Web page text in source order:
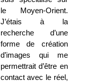
le Moyen-Orient.
J’étais à la
recherche d’une
forme de création
d’images qui me
permettrait d’être en
contact avec le réel,